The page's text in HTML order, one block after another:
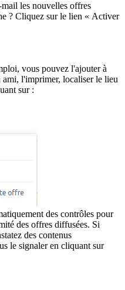
les nouvelles offres
? Cliquez sur le lien « Activer
vous pouvez l'ajouter à
l'imprimer, localiser le lieu
sur :
des contrôles pour
des offres diffusées. Si
des contenus
le signaler en cliquant sur